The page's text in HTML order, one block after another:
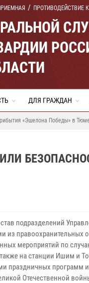
ПРОТИВОДЕЙСТВИЕ
ДЛЯ ГРАЖДАН
«Эшелона Победы» в
подразделений
из правоохранительных
мероприятий по
на станции Ишим и
праздничных программ
Отечественной